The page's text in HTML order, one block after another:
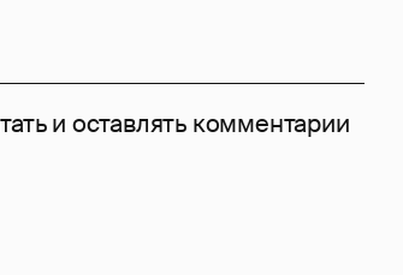
и оставлять комментарии